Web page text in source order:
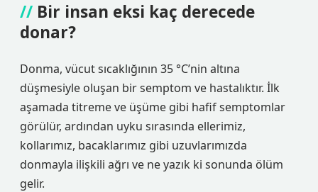
Bir insan eksi kaç derecede
donar?
Donma, vücut sıcaklığının 35 °C’nin altına
düşmesiyle oluşan bir semptom ve hastalıktır. İlk
aşamada titreme ve üşüme gibi hafif semptomlar
görülür, ardından uyku sırasında ellerimiz,
kollarımız, bacaklarımız gibi uzuvlarımızda
donmayla ilişkili ağrı ve ne yazık ki sonunda ölüm
gelir.